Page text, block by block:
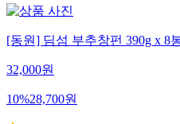
[동원] 딤섬 부추창펀 390g x 8
32,000원
10%28,700원